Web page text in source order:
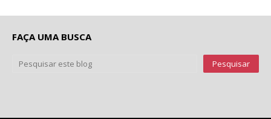
FAÇA UMA BUSCA